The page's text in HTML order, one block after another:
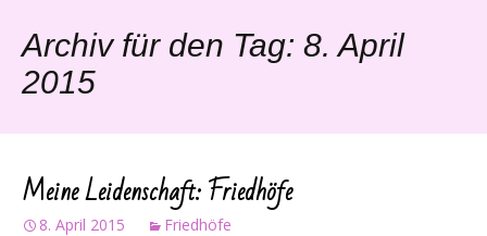
Archiv für den Tag: 8. April
2015
Meine Leidenschaft: Friedhöfe
8. April 2015 Friedhöfe